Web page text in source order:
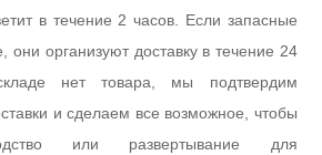
в течение 2 часов. Если запасные
они организуют доставку в течение 24
нет товара, мы подтвердим
и сделаем все возможное, чтобы
или развертывание для